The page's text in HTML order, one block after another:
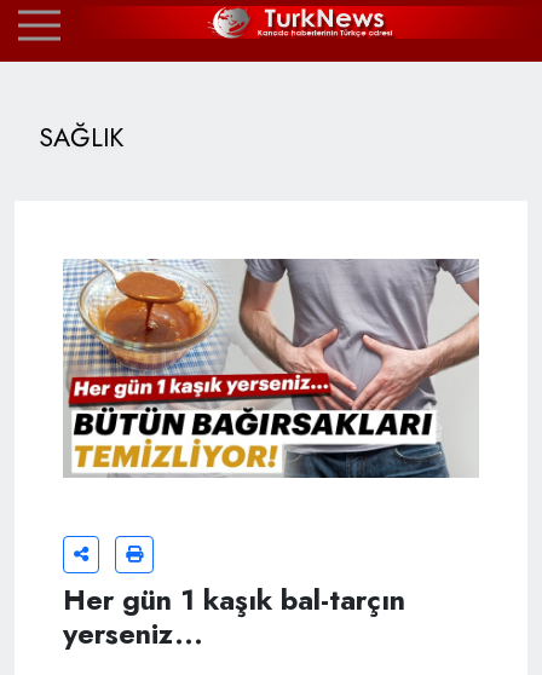
SAĞLIK
Her gün 1 kaşık bal-tarçın
yerseniz...